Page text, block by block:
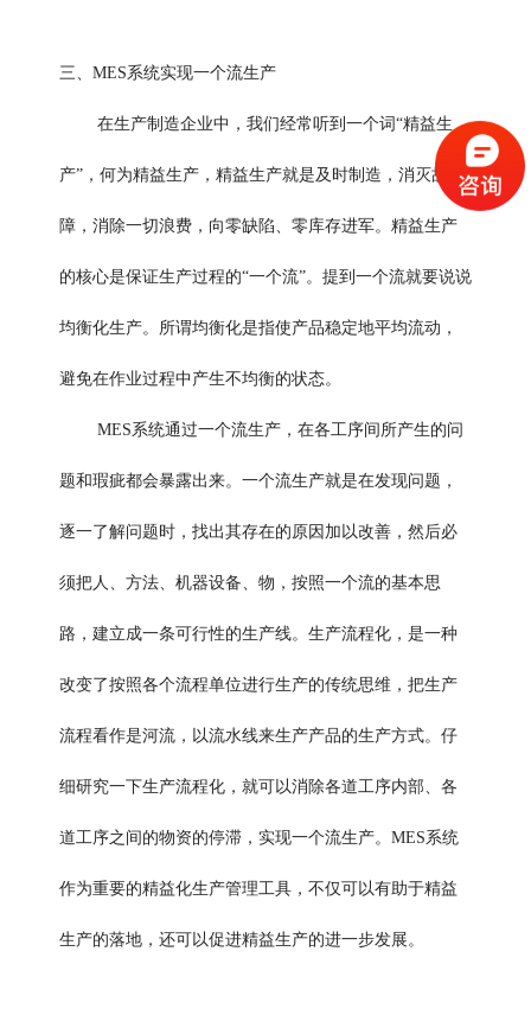
三、MES系统实现一个流生产
在生产制造企业中，我们经常听到一个词“精益生
产”，何为精益生产，精益生产就是及时制造，消灭故
障，消除一切浪费，向零缺陷、零库存进军。精益生产
的核心是保证生产过程的“一个流”。提到一个流就要说说
均衡化生产。所谓均衡化是指使产品稳定地平均流动，
避免在作业过程中产生不均衡的状态。
MES系统通过一个流生产，在各工序间所产生的问
题和瑕疵都会暴露出来。一个流生产就是在发现问题，
逐一了解问题时，找出其存在的原因加以改善，然后必
须把人、方法、机器设备、物，按照一个流的基本思
路，建立成一条可行性的生产线。生产流程化，是一种
改变了按照各个流程单位进行生产的传统思维，把生产
流程看作是河流，以流水线来生产产品的生产方式。仔
细研究一下生产流程化，就可以消除各道工序内部、各
道工序之间的物资的停滞，实现一个流生产。MES系统
作为重要的精益化生产管理工具，不仅可以有助于精益
生产的落地，还可以促进精益生产的进一步发展。